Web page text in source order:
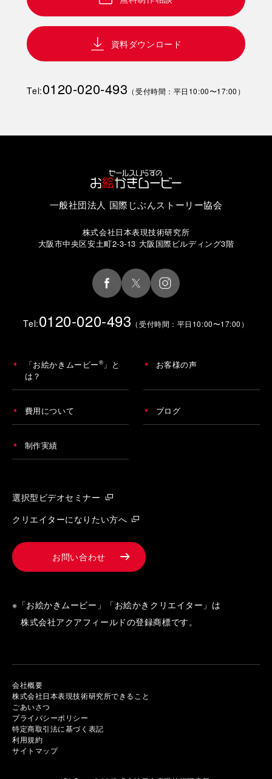
資料ダウンロード
Tel:0120-020-493 （受付時間：平日10:00〜17:00）
一般社団法人 国際じぶんストーリー協会
株式会社日本表現技術研究所
大阪市中央区安土町2-3-13 大阪国際ビルディング3階
Tel:0120-020-493 （受付時間：平日10:00〜17:00）
「お絵かきムービー® 」と
は？
お客様の声
費用について ブログ
制作実績
選択型ビデオセミナー
クリエイターになりたい方へ
お問い合わせ
※「お絵かきムービー」「お絵かきクリエイター」は
株式会社アクアフィールドの登録商標です。
会社概要
株式会社日本表現技術研究所できること
ごあいさつ
プライバシーポリシー
特定商取引法に基づく表記
利用規約
サイトマップ